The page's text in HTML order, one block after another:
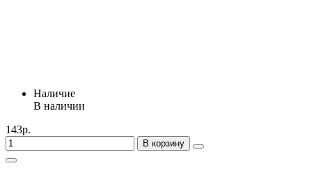
Наличие
В наличии
143р.
В корзину